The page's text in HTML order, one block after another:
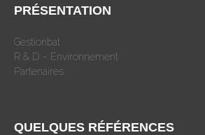
PRÉSENTATION
Gestionbat
R & D – Environnement
Partenaires
QUELQUES RÉFÉRENCES